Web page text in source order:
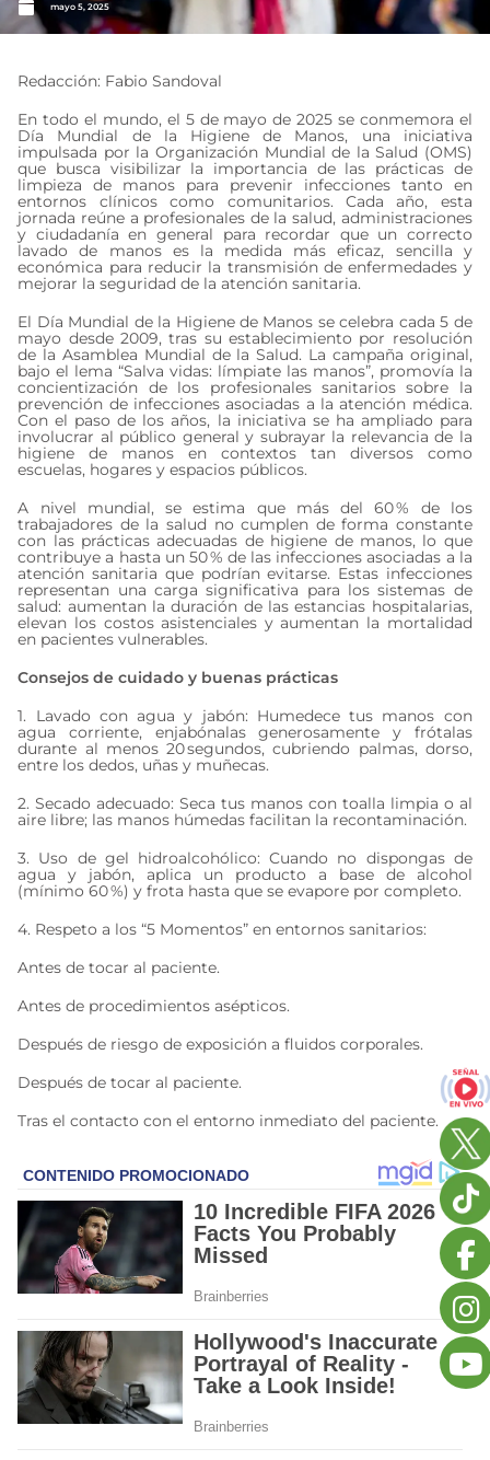
mayo 5, 2025
Redacción: Fabio Sandoval
En todo el mundo, el 5 de mayo de 2025 se conmemora el
Día Mundial de la Higiene de Manos, una iniciativa
impulsada por la Organización Mundial de la Salud (OMS)
que busca visibilizar la importancia de las prácticas de
limpieza de manos para prevenir infecciones tanto en
entornos clínicos como comunitarios. Cada año, esta
jornada reúne a profesionales de la salud, administraciones
y ciudadanía en general para recordar que un correcto
lavado de manos es la medida más eficaz, sencilla y
económica para reducir la transmisión de enfermedades y
mejorar la seguridad de la atención sanitaria.
El Día Mundial de la Higiene de Manos se celebra cada 5 de
mayo desde 2009, tras su establecimiento por resolución
de la Asamblea Mundial de la Salud. La campaña original,
bajo el lema “Salva vidas: límpiate las manos”, promovía la
concientización de los profesionales sanitarios sobre la
prevención de infecciones asociadas a la atención médica.
Con el paso de los años, la iniciativa se ha ampliado para
involucrar al público general y subrayar la relevancia de la
higiene de manos en contextos tan diversos como
escuelas, hogares y espacios públicos.
A nivel mundial, se estima que más del 60 % de los
trabajadores de la salud no cumplen de forma constante
con las prácticas adecuadas de higiene de manos, lo que
contribuye a hasta un 50 % de las infecciones asociadas a la
atención sanitaria que podrían evitarse. Estas infecciones
representan una carga significativa para los sistemas de
salud: aumentan la duración de las estancias hospitalarias,
elevan los costos asistenciales y aumentan la mortalidad
en pacientes vulnerables.
Consejos de cuidado y buenas prácticas
1. Lavado con agua y jabón: Humedece tus manos con
agua corriente, enjabónalas generosamente y frótalas
durante al menos 20 segundos, cubriendo palmas, dorso,
entre los dedos, uñas y muñecas.
2. Secado adecuado: Seca tus manos con toalla limpia o al
aire libre; las manos húmedas facilitan la recontaminación.
3. Uso de gel hidroalcohólico: Cuando no dispongas de
agua y jabón, aplica un producto a base de alcohol
(mínimo 60 %) y frota hasta que se evapore por completo.
4. Respeto a los “5 Momentos” en entornos sanitarios:
Antes de tocar al paciente.
Antes de procedimientos asépticos.
Después de riesgo de exposición a fluidos corporales.
Después de tocar al paciente.
Tras el contacto con el entorno inmediato del paciente.